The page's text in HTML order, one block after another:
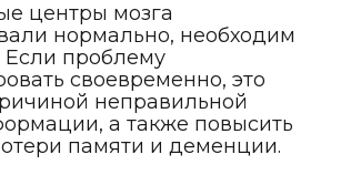
центры мозга
нормально, необходим
Если проблему
своевременно, это
неправильной
а также повысить
памяти и деменции.